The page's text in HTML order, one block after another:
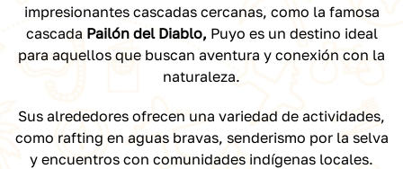
impresionantes cascadas cercanas, como la famosa
cascada Pailón del Diablo, Puyo es un destino ideal
para aquellos que buscan aventura y conexión con la
naturaleza.
Sus alrededores ofrecen una variedad de actividades,
como rafting en aguas bravas, senderismo por la selva
y encuentros con comunidades indígenas locales.